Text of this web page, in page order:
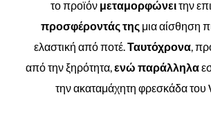
το προϊόν μεταμορφώνειτην
προσφέροντάς τηςμια αίσθηση
ελαστική από ποτέ.Ταυτόχρονα,
από την ξηρότητα,ενώ παράλληλα
την ακαταμάχητη φρεσκάδα